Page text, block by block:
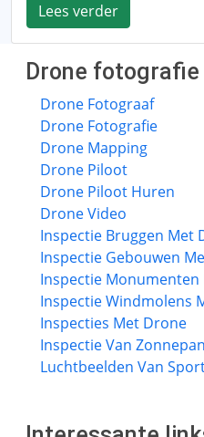
Lees verder
Drone fotografie
Drone Fotograaf
Drone Fotografie
Drone Mapping
Drone Piloot
Drone Piloot Huren
Drone Video
Inspectie Bruggen Met
Inspectie Gebouwen
Inspectie
Inspectie Windmolens
Inspecties Met Drone
Inspectie Van
Luchtbeelden Van